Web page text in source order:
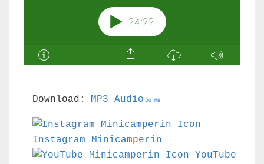
Download: MP3 Audio 20 MB
Instagram Minicamperin
YouTube